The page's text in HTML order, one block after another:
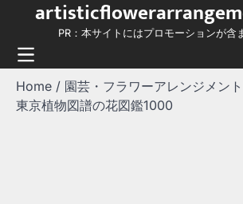
content
PR：本サイトにはプロモーションが含
Home
園芸・フラワーアレンジメント
東京植物図譜の花図鑑1000